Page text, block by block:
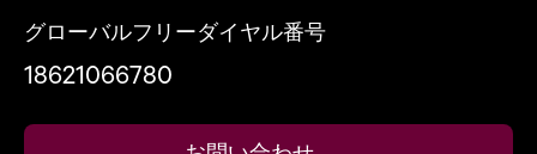
グローバルフリーダイヤル番号
18621066780